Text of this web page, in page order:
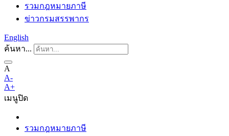
รวมกฎหมายภาษี
ข่าวกรมสรรพากร
English
ค้นหา...
A
A-
A+
เมนูปิด
รวมกฎหมายภาษี